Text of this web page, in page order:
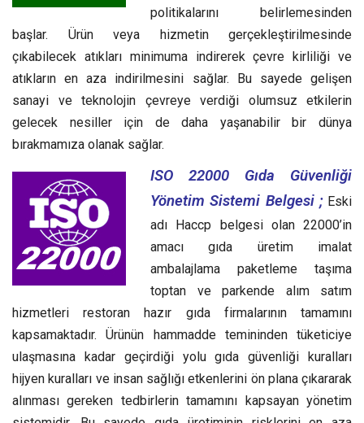
politikalarını belirlemesinden
başlar. Ürün veya hizmetin gerçekleştirilmesinde
çıkabilecek atıkları minimuma indirerek çevre kirliliği ve
atıkların en aza indirilmesini sağlar. Bu sayede gelişen
sanayi ve teknolojin çevreye verdiği olumsuz etkilerin
gelecek nesiller için de daha yaşanabilir bir dünya
bırakmamıza olanak sağlar.
ISO 22000 Gıda Güvenliği
Yönetim Sistemi Belgesi ; Eski
adı Haccp belgesi olan 22000’in
amacı gıda üretim imalat
ambalajlama paketleme taşıma
toptan ve parkende alım satım
hizmetleri restoran hazır gıda firmalarının tamamını
kapsamaktadır. Ürünün hammadde temininden tüketiciye
ulaşmasına kadar geçirdiği yolu gıda güvenliği kuralları
hijyen kuralları ve insan sağlığı etkenlerini ön plana çıkararak
alınması gereken tedbirlerin tamamını kapsayan yönetim